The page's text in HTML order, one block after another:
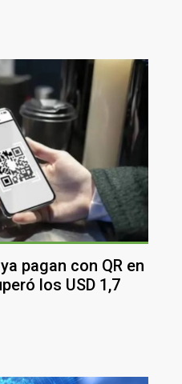
pagan con QR en
los USD 1,7